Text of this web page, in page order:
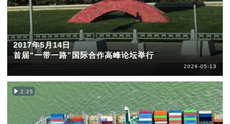
2017年5月14日
首届“一带一路”国际合作高峰论坛举行
2026-05-13
2:25